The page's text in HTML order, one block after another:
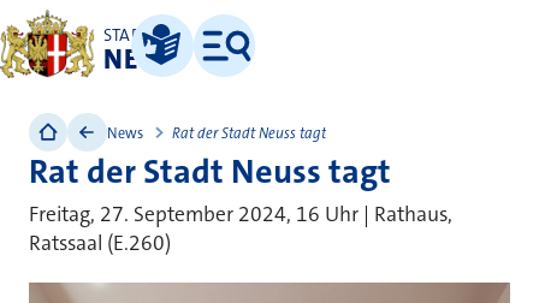
STADT
NEUSS
Leichte Sprache
Menü
News Rat der Stadt Neuss tagt
Rat der Stadt Neuss tagt
Freitag, 27. September 2024, 16 Uhr | Rathaus,
Ratssaal (E.260)